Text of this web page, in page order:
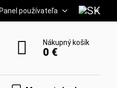
používateľa
Nákupný košík
0 €